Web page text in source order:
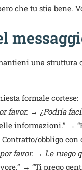
che tu stia
una struttura
formale cortese:
favor. → ¿Podría
informazioni.” →
obbligo con
favor. → Le ruego
→ “Ti prego